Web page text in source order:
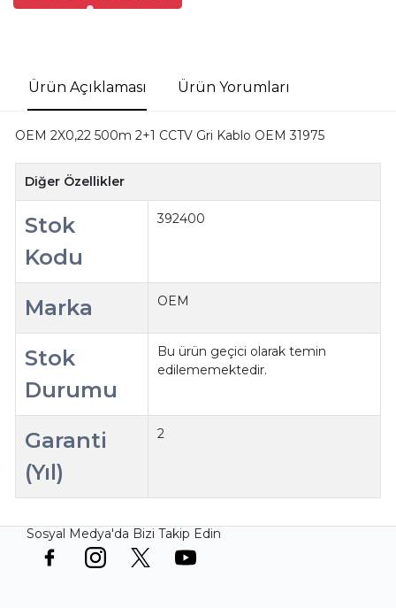
Ürün Açıklaması Ürün Yorumları
OEM 2X0,22 500m 2+1 CCTV Gri Kablo OEM 31975
Diğer Özellikler
Stok
Kodu
392400
Marka OEM
Stok
Durumu
Bu ürün geçici olarak temin
edilememektedir.
Garanti
(Yıl)
2
Sosyal Medya'da Bizi Takip Edin